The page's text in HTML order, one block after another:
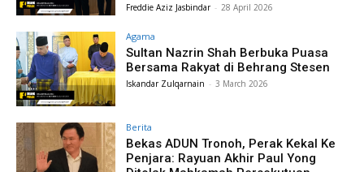
Freddie Aziz Jasbindar - 28 April 2026
Agama
Sultan Nazrin Shah Berbuka Puasa
Bersama Rakyat di Behrang Stesen
Iskandar Zulqarnain - 3 March 2026
Berita
Bekas ADUN Tronoh, Perak Kekal Ke
Penjara: Rayuan Akhir Paul Yong